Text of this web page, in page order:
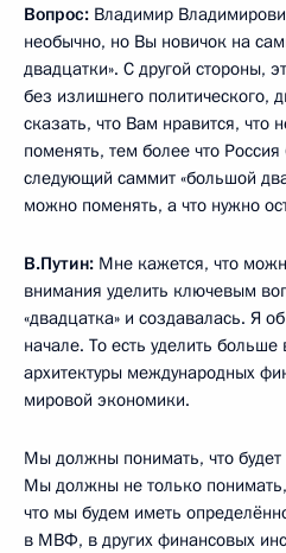
Вопрос: Владимир
необычно, но Вы новичок на
двадцатки». С другой стороны,
без излишнего политического,
сказать, что Вам нравится, что
поменять, тем более что Россия
следующий саммит «большой
можно поменять, а что нужно
В.Путин: Мне кажется, что
внимания уделить ключевым
«двадцатка» и создавалась. Я
начале. То есть уделить
архитектуры международных
мировой экономики.
Мы должны понимать, что будет
Мы должны не только
что мы будем иметь
в МВФ, в других финансовых